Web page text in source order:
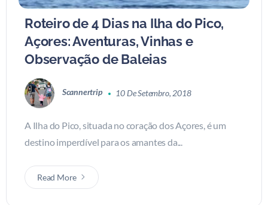
Roteiro de 4 Dias na Ilha do Pico,
Açores: Aventuras, Vinhas e
Observação de Baleias
Scannertrip 10 De Setembro, 2018
A Ilha do Pico, situada no coração dos Açores, é um
destino imperdível para os amantes da...
Read More